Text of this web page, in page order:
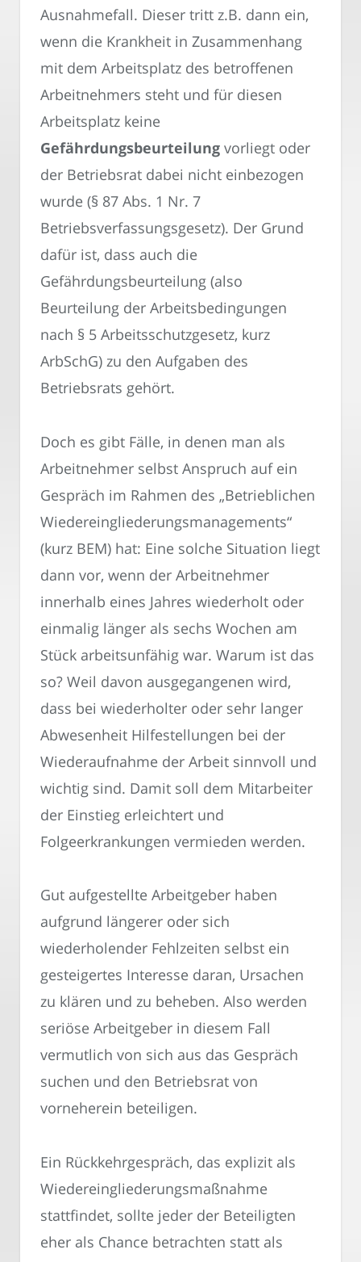
Ausnahmefall. Dieser tritt z.B. dann ein,
wenn die Krankheit in Zusammenhang
mit dem Arbeitsplatz des betroffenen
Arbeitnehmers steht und für diesen
Arbeitsplatz keine
Gefährdungsbeurteilung vorliegt oder
der Betriebsrat dabei nicht einbezogen
wurde (§ 87 Abs. 1 Nr. 7
Betriebsverfassungsgesetz). Der Grund
dafür ist, dass auch die
Gefährdungsbeurteilung (also
Beurteilung der Arbeitsbedingungen
nach § 5 Arbeitsschutzgesetz, kurz
ArbSchG) zu den Aufgaben des
Betriebsrats gehört.
Doch es gibt Fälle, in denen man als
Arbeitnehmer selbst Anspruch auf ein
Gespräch im Rahmen des „Betrieblichen
Wiedereingliederungsmanagements“
(kurz BEM) hat: Eine solche Situation liegt
dann vor, wenn der Arbeitnehmer
innerhalb eines Jahres wiederholt oder
einmalig länger als sechs Wochen am
Stück arbeitsunfähig war. Warum ist das
so? Weil davon ausgegangenen wird,
dass bei wiederholter oder sehr langer
Abwesenheit Hilfestellungen bei der
Wiederaufnahme der Arbeit sinnvoll und
wichtig sind. Damit soll dem Mitarbeiter
der Einstieg erleichtert und
Folgeerkrankungen vermieden werden.
Gut aufgestellte Arbeitgeber haben
aufgrund längerer oder sich
wiederholender Fehlzeiten selbst ein
gesteigertes Interesse daran, Ursachen
zu klären und zu beheben. Also werden
seriöse Arbeitgeber in diesem Fall
vermutlich von sich aus das Gespräch
suchen und den Betriebsrat von
vorneherein beteiligen.
Ein Rückkehrgespräch, das explizit als
Wiedereingliederungsmaßnahme
stattfindet, sollte jeder der Beteiligten
eher als Chance betrachten statt als